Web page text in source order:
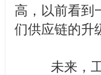
高，以前看到
们供应链的升
未来，工业